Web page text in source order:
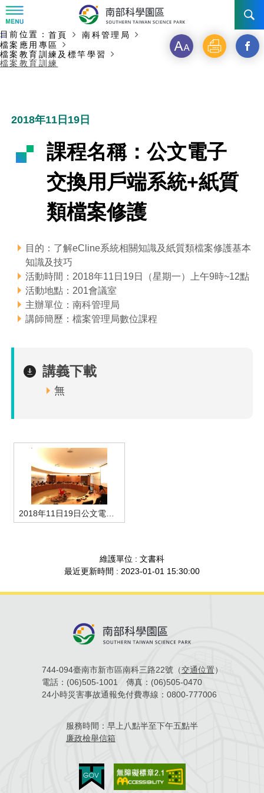
訊息公告
徵才公告
招標資訊
園區電子看板專區
大事紀
局長小檔案
局長電子信箱
機關組織
組織法
組織架構
組織職掌
管理局位置
施政主軸
年度工作展望
國家科學及技術委員會重大政策
廉政園地
工作職掌與聯絡管道
廉政反貪、防貪專區
廉政資訊
機關採購廉政平臺
獲獎記錄
檔案應用專區
檔案應用服務須知
檔案教育訓練及標竿學習
檔案管理局相關連結
WebMail(新)
簡介
競爭優勢
土地規劃
水電供應
園區土地廠房宿舍出租資訊
園區資源再生中心
高雄園區
簡介
競爭優勢
土地規劃
水電供應
園區土地廠房宿舍出租資訊
橋頭園區
簡介
競爭優勢
土地規劃
水電供應
污水處理廠
新設園區
交通資訊
機構及廠商名錄
廠商名錄
研究機構
育成中心
文化藝術
考古遺址
生活服務
南科實中
人文景觀地圖
創新創業
永續LOHAS綠色園區
生態資產
「沙崙生態科學園區生態保育協作平台」公開資訊
廠商服務
申請流程及表單
申辦案件處理時限
投資業務
工商業務
工安管理
建築管理
營建管理
電子公文交換
園區事業管理費
土地及廠房租賃
宿舍租金費用
廢棄物清除處理費
科學園區廠商服務網
園區課程及獎補助計畫
園區培訓課程
新興科技應用計畫
園區參訪申請
園區廠商採購資訊
主要內容開始
:::
目前位置： 首頁
南科管理局
檔案應用專區
檔案教育訓練及標竿學習
檔案教育訓練
字 列 另
_
2018年11日19日
課程名稱：公文電子
交換用戶端系統+紙質
類檔案修護
目的：了解eCline系統相關知識及紙質類檔案修護基本
知識及技巧
活動時間：2018年11日19日（星期一）上午9時~12點
活動地點：201會議室
主辦單位：南科管理局
講師簡歷：檔案管理局數位課程
講義下載
無
維護單位 : 文書科
最近更新時間 : 2023-01-01 15:30:00
744-094臺南市新市區南科三路22號（交通位置）
電話： (06)505-1001 傳真： (06)505-0470
24小時災害事故通報免付費專線： 0800-777006
服務時間： 早上八點半至下午五點半
廉政檢舉信箱